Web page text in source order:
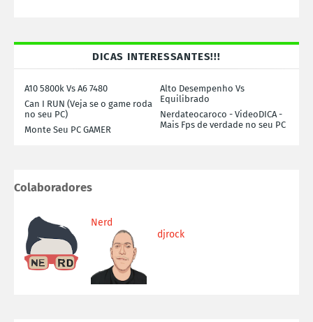
DICAS INTERESSANTES!!!
A10 5800k Vs A6 7480
Alto Desempenho Vs
Equilibrado
Can I RUN (Veja se o game roda
no seu PC)
Nerdateocaroco - VideoDICA -
Mais Fps de verdade no seu PC
Monte Seu PC GAMER
Colaboradores
Nerd
djrock